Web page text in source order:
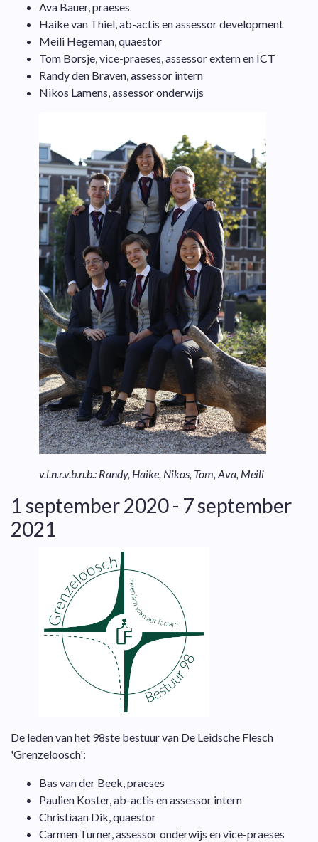
Ava Bauer, praeses
Haike van Thiel, ab-actis en assessor development
Meili Hegeman, quaestor
Tom Borsje, vice-praeses, assessor extern en ICT
Randy den Braven, assessor intern
Nikos Lamens, assessor onderwijs
v.l.n.r.v.b.n.b.: Randy, Haike, Nikos, Tom, Ava, Meili
1 september 2020 - 7 september
2021
De leden van het 98ste bestuur van De Leidsche Flesch
'Grenzeloosch':
Bas van der Beek, praeses
Paulien Koster, ab-actis en assessor intern
Christiaan Dik, quaestor
Carmen Turner, assessor onderwijs en vice-praeses